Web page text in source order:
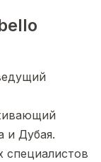
и Дубая.